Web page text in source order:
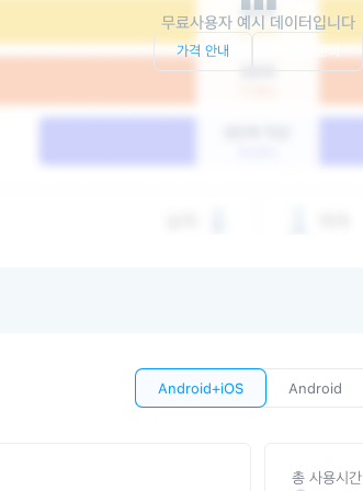
무료사용자 예시 데이터입니다
가격 안내
Android+iOS Android
총 사용시간